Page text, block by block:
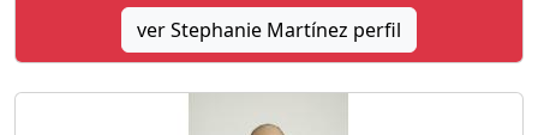
ver Stephanie Martínez perfil